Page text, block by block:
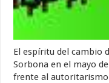
El espíritu del cambio
Sorbona en el mayo
frente al autoritarismo